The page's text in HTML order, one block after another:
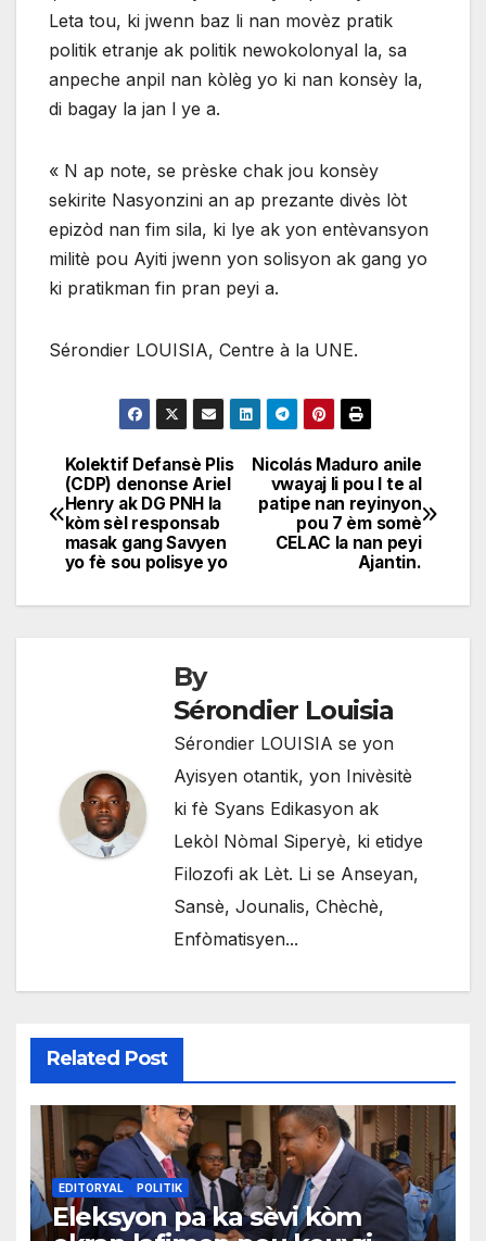
Leta tou, ki jwenn baz li nan movèz pratik
politik etranje ak politik newokolonyal la, sa
anpeche anpil nan kòlèg yo ki nan konsèy la,
di bagay la jan l ye a.
« N ap note, se prèske chak jou konsèy
sekirite Nasyonzini an ap prezante divès lòt
epizòd nan fim sila, ki lye ak yon entèvansyon
militè pou Ayiti jwenn yon solisyon ak gang yo
ki pratikman fin pran peyi a.
Sérondier LOUISIA, Centre à la UNE.
Navigation
de
l'article
Nicolás Maduro anile
vwayaj li pou l te al
patipe nan reyinyon
pou 7 èm somè
CELAC la nan peyi
Ajantin.
Kolektif Defansè Plis
(CDP) denonse Ariel
Henry ak DG PNH la
kòm sèl responsab
masak gang Savyen
yo fè sou polisye yo
By
Sérondier Louisia
Sérondier LOUISIA se yon
Ayisyen otantik, yon Inivèsitè
ki fè Syans Edikasyon ak
Lekòl Nòmal Siperyè, ki etidye
Filozofi ak Lèt. Li se Anseyan,
Sansè, Jounalis, Chèchè,
Enfòmatisyen...
Related Post
EDITORYAL POLITIK
Eleksyon pa ka sèvi kòm